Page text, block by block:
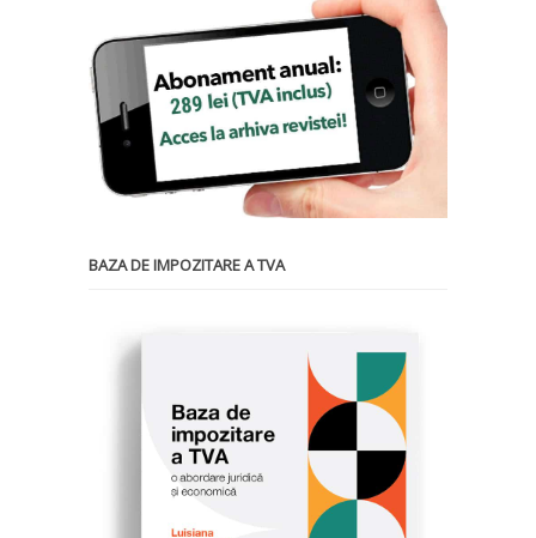
BAZA DE IMPOZITARE A TVA